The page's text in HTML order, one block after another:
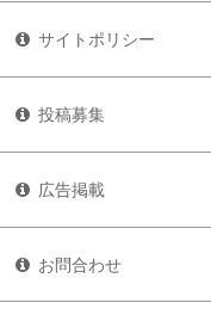
サイトポリシー
投稿募集
広告掲載
お問合わせ